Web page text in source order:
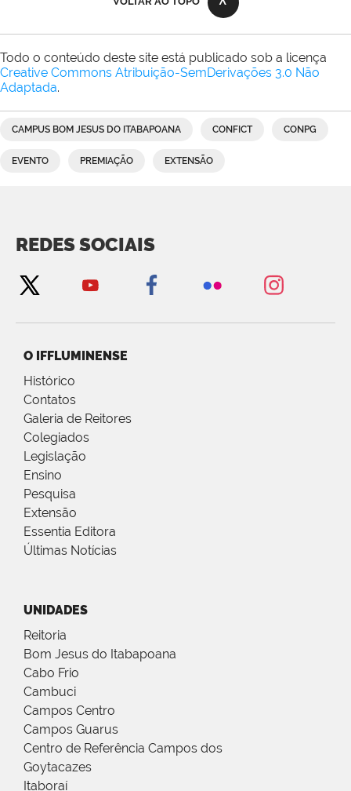
Todo o conteúdo deste site está publicado sob a licença
Creative Commons Atribuição-SemDerivações 3.0 Não
Adaptada.
CAMPUS BOM JESUS DO ITABAPOANA CONFICT CONPG
EVENTO PREMIAÇÃO EXTENSÃO
REDES SOCIAIS
O IFFLUMINENSE
Histórico
Contatos
Galeria de Reitores
Colegiados
Legislação
Ensino
Pesquisa
Extensão
Essentia Editora
Últimas Notícias
UNIDADES
Reitoria
Bom Jesus do Itabapoana
Cabo Frio
Cambuci
Campos Centro
Campos Guarus
Centro de Referência Campos dos
Goytacazes
Itaboraí